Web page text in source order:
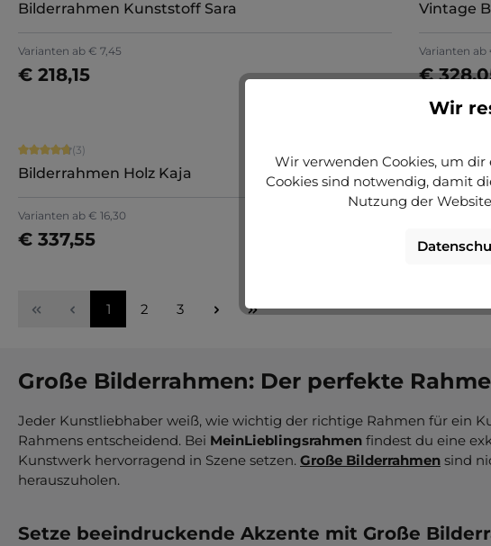
Bilderrahmen Kunststoff Sara
Varianten ab € 7,45
€ 218,15
Jetzt konfigurieren
Vintage
Varianten ab
€ Jetzt
Durchschnittliche Bewertung von 4.67 von 5 Sternen
(3)
Bilderrahmen Holz Kaja
Varianten ab € 16,30
€ 337,55
Jetzt konfigurieren
Vintage
€ Jetzt
Seite
1 Seite
2 Seite
3
Große Bilderrahmen: Der perfekte
Jeder Kunstliebhaber weiß, wie wichtig der richtige Rahmen für ein
Rahmens entscheidend. Bei MeinLieblingsrahmen findest du eine
Kunstwerk hervorragend in Szene setzen. Große Bilderrahmen sind
herauszuholen.
Setze beeindruckende Akzente mit Große
Wir
Wir verwenden Cookies, um
Cookies sind notwendig, damit
Nutzung der